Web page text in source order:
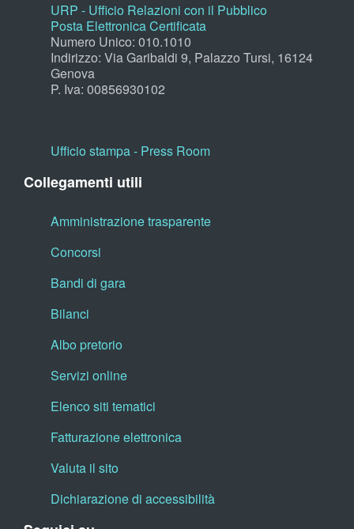
URP - Ufficio Relazioni con il Pubblico
Posta Elettronica Certificata
Numero Unico: 010.1010
Indirizzo: Via Garibaldi 9, Palazzo Tursi, 16124
Genova
P. Iva: 00856930102
Ufficio stampa - Press Room
Collegamenti utili
Amministrazione trasparente
Concorsi
Bandi di gara
Bilanci
Albo pretorio
Servizi online
Elenco siti tematici
Fatturazione elettronica
Valuta il sito
Dichiarazione di accessibilità